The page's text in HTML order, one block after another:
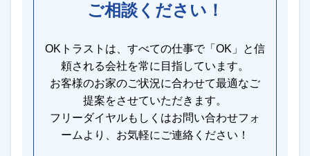
ご相談ください！
OKトラストは、すべての仕事で「OK」と信
頼される会社を常に目指しています。
お客様のお家のご状況に合わせて最適なご
提案をさせていただきます。
フリーダイヤルもしくはお問い合わせフォ
ームより、お気軽にご連絡ください！